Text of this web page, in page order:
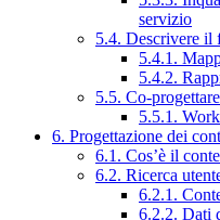
servizio
5.4. Descrivere il
5.4.1.
5.4.2.
5.5. Co-
5.5.1.
6. Progettazione dei
6.1. Cos’è il
6.2. Ricerca
6.2.1.
6.2.2. Dati